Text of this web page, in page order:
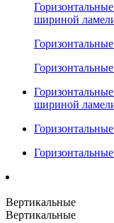
шириной
шириной
Вертикальные
Вертикальные